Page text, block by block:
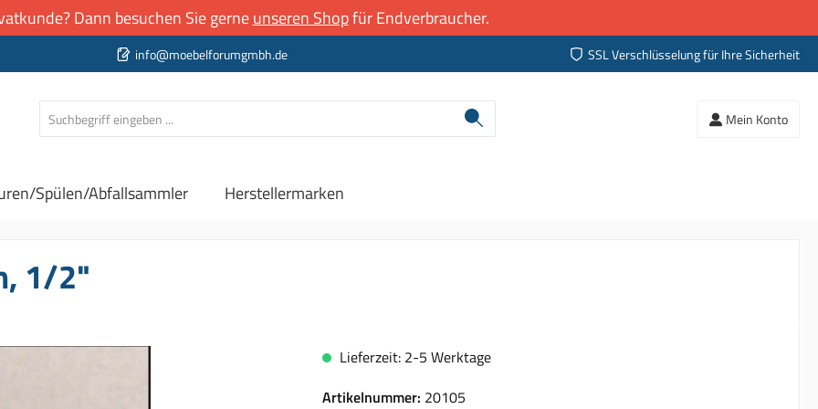
Dann besuchen Sie gerneunseren Shopfür Endverbraucher.
info@moebelforumgmbh.de SSL Verschlüsselung für Ihre Sicherheit
Mein Konto
Spülen/Abfallsammler Herstellermarken
1/2"
Lieferzeit: 2-5 Werktage
Artikelnummer: 20105